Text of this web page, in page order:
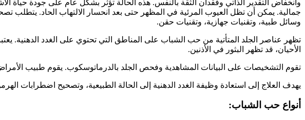
وانخفاض التقدير الذاتي وفقدان الثقة بالنفس. هذه الحالة تؤثر بشكل عام على جودة حياة
جمالية. يمكن أن تظل العيوب المرئية في المظهر حتى بعد انحسار الالتهاب الحاد. يتطلب
وسائل طبية، وتقنيات جهازية، وتقنيات حقن.
تظهر عناصر الجلد المتأتية من حب الشباب على المناطق التي تحتوي على الغدد الدهنية.
الأحيان، قد تظهر البثور في الأذنين.
تقوم التشخيصات على البيانات المشاهدية وفحص الجلد بالدرماتوسكوب. يقوم طبيب
يهدف العلاج إلى استعادة وظيفة الغدد الدهنية إلى الحالة الطبيعية، وتصحيح اضطرابات
أنواع حب الشباب: